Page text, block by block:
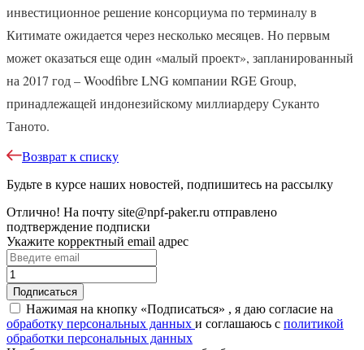
инвестиционное решение консорциума по терминалу в
Китимате ожидается через несколько месяцев. Но первым
может оказаться еще один «малый проект», запланированный
на 2017 год – Woodfibre LNG компании RGE Group,
принадлежащей индонезийскому миллиардеру Суканто
Таното.
Возврат к списку
Будьте в курсе наших новостей, подпишитесь на рассылку
Отлично! На почту site@npf-paker.ru отправлено
подтверждение подписки
Укажите корректный email адрес
Нажимая на кнопку «Подписаться» , я даю согласие на
обработку персональных данных и соглашаюсь c политикой
обработки персональных данных